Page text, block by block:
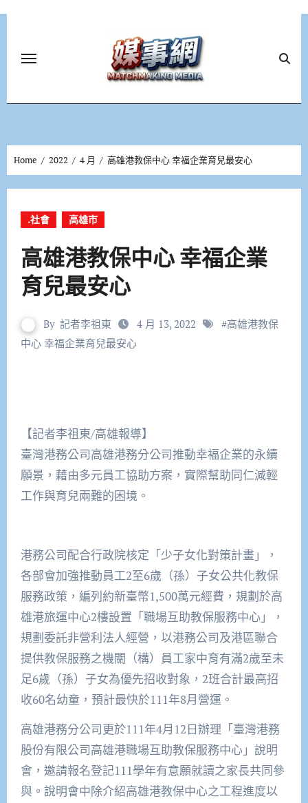
Home 2022 4 月 高雄港教保中心 幸福企業育兒最安心
.社會 高雄市
高雄港教保中心 幸福企業
育兒最安心
By 記者李祖東 4 月 13, 2022 #高雄港教保
中心 幸福企業育兒最安心
【記者李祖東/高雄報導】
臺灣港務公司高雄港務分公司推動幸褔企業的永續
願景，藉由多元員工協助方案，實際幫助同仁減輕
工作與育兒兩難的困境。
港務公司配合行政院核定「少子女化對策計畫」，
各部會加強推動員工2至6歲（孫）子女公共化教保
服務政策，編列約新臺幣1,500萬元經費，規劃於高
雄港旅運中心2樓設置「職場互助教保服務中心」，
規劃委託非營利法人經營，以港務公司及港區聯合
提供教保服務之機關（構）員工家中育有滿2歲至未
足6歲（孫）子女為優先招收對象，2班合計最高招
收60名幼童，預計最快於111年8月營運。
高雄港務分公司更於111年4月12日辦理「臺灣港務
股份有限公司高雄港職場互助教保服務中心」說明
會，邀請報名登記111學年有意願就讀之家長共同參
與。說明會中除介紹高雄港教保中心之工程進度以